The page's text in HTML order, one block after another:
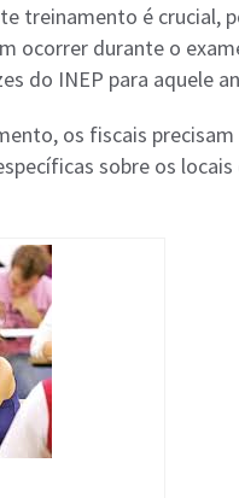
treinamento é crucial,
ocorrer durante o
do INEP para aquele
os fiscais
sobre os